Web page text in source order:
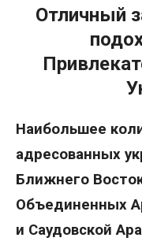
Отличный
Наибольшее
адресованных
Ближнего
Объединенных
и Саудовской